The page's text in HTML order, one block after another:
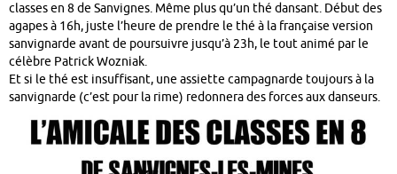
classes en 8 de Sanvignes. Même plus qu’un thé dansant. Début des
agapes à 16h, juste l’heure de prendre le thé à la française version
sanvignarde avant de poursuivre jusqu’à 23h, le tout animé par le
célèbre Patrick Wozniak.
Et si le thé est insuffisant, une assiette campagnarde toujours à la
sanvignarde (c’est pour la rime) redonnera des forces aux danseurs.